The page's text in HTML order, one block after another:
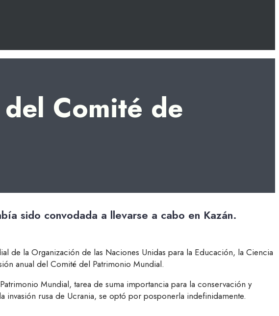
Comité de
sido convodada a llevarse a cabo en Kazán.
de la Organización de las Naciones Unidas para la Educación, la Ciencia
anual del Comité del Patrimonio Mundial.
Mundial, tarea de suma importancia para la conservación y
rusa de Ucrania, se optó por posponerla indefinidamente.